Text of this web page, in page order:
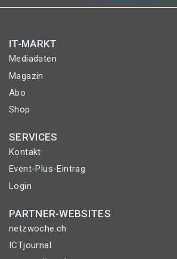
IT-MARKT
Mediadaten
Magazin
Abo
Shop
SERVICES
Kontakt
Event-Plus-Eintrag
Login
PARTNER-WEBSITES
netzwoche.ch
ICTjournal